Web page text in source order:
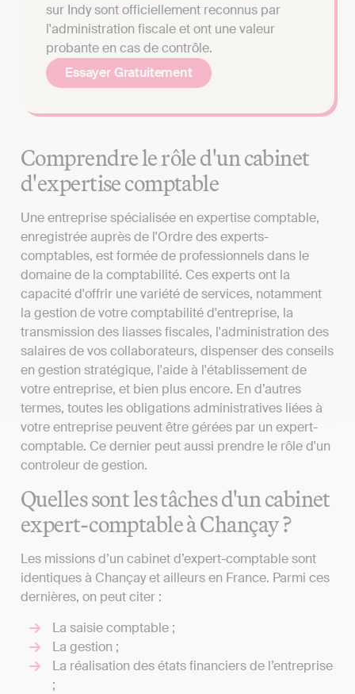
sur Indy sont officiellement reconnus par
l'administration fiscale et ont une valeur
probante en cas de contrôle.
Essayer Gratuitement
Comprendre le rôle d'un cabinet
d'expertise comptable
Une entreprise spécialisée en expertise comptable,
enregistrée auprès de l'Ordre des experts-
comptables, est formée de professionnels dans le
domaine de la comptabilité. Ces experts ont la
capacité d'offrir une variété de services, notamment
la gestion de votre comptabilité d'entreprise, la
transmission des liasses fiscales, l'administration des
salaires de vos collaborateurs, dispenser des conseils
en gestion stratégique, l'aide à l'établissement de
votre entreprise, et bien plus encore. En d’autres
termes, toutes les obligations administratives liées à
votre entreprise peuvent être gérées par un expert-
comptable. Ce dernier peut aussi prendre le rôle d'un
controleur de gestion.
Quelles sont les tâches d'un cabinet
expert-comptable à Chançay ?
Les missions d’un cabinet d’expert-comptable sont
identiques à Chançay et ailleurs en France. Parmi ces
dernières, on peut citer :
La saisie comptable ;
La gestion ;
La réalisation des états financiers de l’entreprise
;